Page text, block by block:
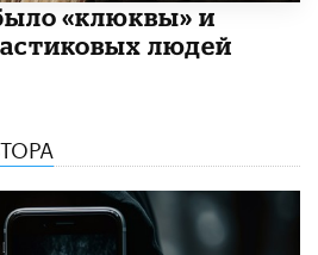
«клюквы» и
людей